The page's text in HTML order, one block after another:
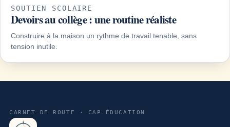
SOUTIEN SCOLAIRE
Devoirs au collège : une routine réaliste
Construire à la maison un rythme de travail tenable, sans
tension inutile.
CARNET DE ROUTE · CAP ÉDUCATION